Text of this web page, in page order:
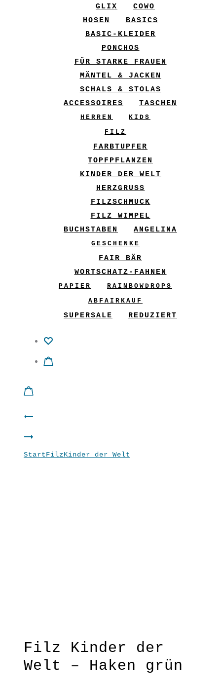
GLIX
COWO
HOSEN
BASICS
BASIC-KLEIDER
PONCHOS
FÜR STARKE FRAUEN
MÄNTEL & JACKEN
SCHALS & STOLAS
ACCESSOIRES
TASCHEN
HERREN
KIDS
FILZ
FARBTUPFER
TOPFPFLANZEN
KINDER DER WELT
HERZGRUSS
FILZSCHMUCK
FILZ WIMPEL
BUCHSTABEN
ANGELINA
GESCHENKE
FAIR BÄR
WORTSCHATZ-FAHNEN
PAPIER
RAINBOWDROPS
ABFAIRKAUF
SUPERSALE REDUZIERT
Product
navigation
der
Filz
Kinder
StartFilzKinder der Welt
Filz Kinder der
Welt – Haken grün